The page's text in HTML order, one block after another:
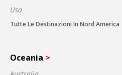
Usa
Tutte Le Destinazioni In Nord America
Oceania >